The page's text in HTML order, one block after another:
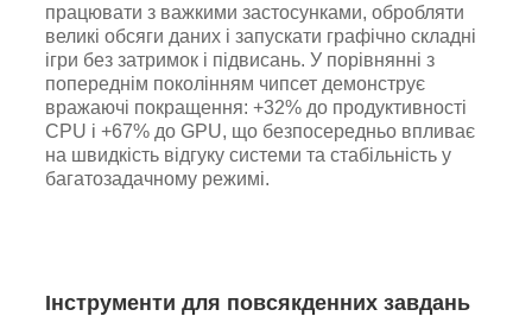
працювати з важкими застосунками, обробляти
великі обсяги даних і запускати графічно складні
ігри без затримок і підвисань. У порівнянні з
попереднім поколінням чипсет демонструє
вражаючі покращення: +32% до продуктивності
CPU і +67% до GPU, що безпосередньо впливає
на швидкість відгуку системи та стабільність у
багатозадачному режимі.
Інструменти для повсякденних завдань